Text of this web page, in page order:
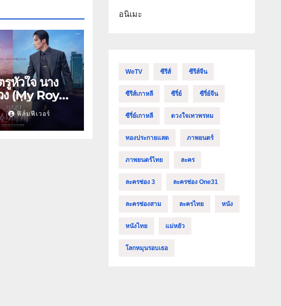
รูหัวใจ นาง
ง (My Royal
เมื่อนางร้าย
ร่างดารา
มฟาดกลาง
ฟิล์มฟีเวอร์
อนิเมะ
WeTV ซีรีส์ ซีรีส์จีน
ซีรีส์เกาหลี ซีรี่ย์ ซีรี่ย์จีน
ซีรี่ย์เกาหลี ดวงใจเทวพรหม
ทองประกายแสด ภาพยนตร์
ภาพยนตร์ไทย ละคร
ละครช่อง 3 ละครช่อง One31
ละครช่องสาม ละครไทย หนัง
หนังไทย แม่หยัว
โลกหมุนรอบเธอ